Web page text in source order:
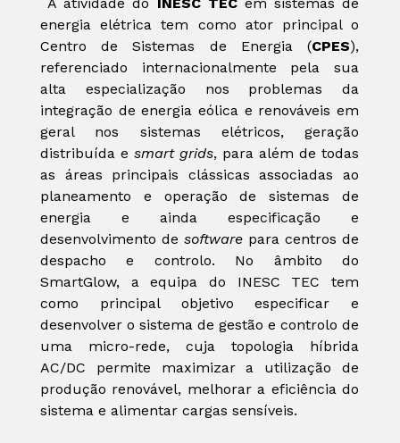
energia elétrica tem como ator principal o
Centro de Sistemas de Energia (CPES),
referenciado internacionalmente pela sua
alta especialização nos problemas da
integração de energia eólica e renováveis em
geral nos sistemas elétricos, geração
distribuída e smart grids, para além de todas
as áreas principais clássicas associadas ao
planeamento e operação de sistemas de
energia e ainda especificação e
desenvolvimento de software para centros de
despacho e controlo. No âmbito do
SmartGlow, a equipa do INESC TEC tem
como principal objetivo especificar e
desenvolver o sistema de gestão e controlo de
uma micro-rede, cuja topologia híbrida
AC/DC permite maximizar a utilização de
produção renovável, melhorar a eficiência do
sistema e alimentar cargas sensíveis.